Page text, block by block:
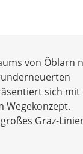
von Öblarn
sich mit
Wegekonzept.
Graz-